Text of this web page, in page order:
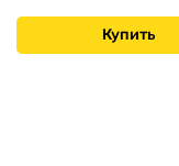
Купить